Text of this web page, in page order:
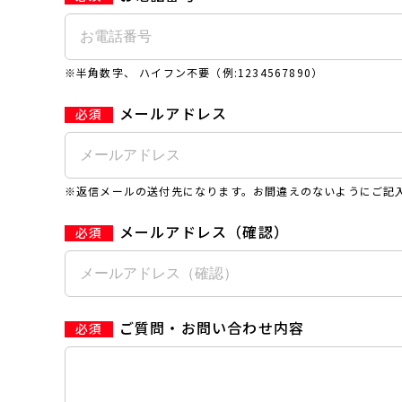
※半角数字、 ハイフン不要（例:1234567890）
メールアドレス
※返信メールの送付先になります。お間違えのないようにご記
メールアドレス（確認）
ご質問・お問い合わせ内容